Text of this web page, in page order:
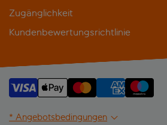
Zugänglichkeit
Kundenbewertungsrichtlinie
* Angebotsbedingungen